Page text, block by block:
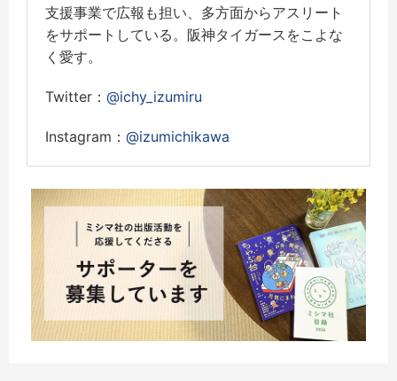
支援事業で広報も担い、多方面からアスリート
をサポートしている。阪神タイガースをこよな
く愛す。
Twitter： @ichy_izumiru
Instagram： @izumichikawa